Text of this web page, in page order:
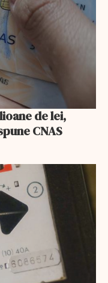
CNAS